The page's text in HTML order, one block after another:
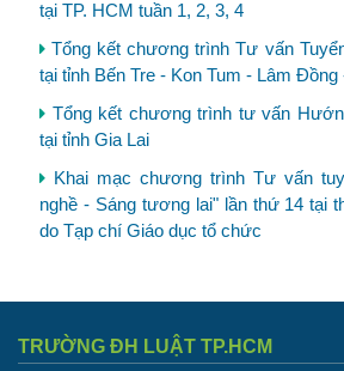
tại TP. HCM tuần 1, 2, 3, 4
Tổng kết chương trình Tư vấn
tại tỉnh Bến Tre - Kon Tum - Lâm Đồng
Tổng kết chương trình tư vấn
tại tỉnh Gia Lai
Khai mạc chương trình Tư vấn
nghề - Sáng tương lai" lần thứ 14 tại
do Tạp chí Giáo dục tổ chức
TRƯỜNG ĐH LUẬT TP.HCM